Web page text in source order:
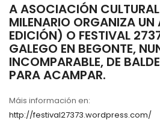
A ASOCIACIÓN
MILENARIO ORGANIZA
EDICIÓN) O FESTIVAL
GALEGO EN BEGONTE,
INCOMPARABLE, DE
PARA ACAMPAR.
Máis información en:
http://festival27373.wordpress.com/